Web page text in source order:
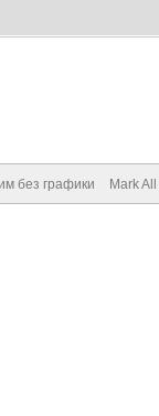
без графики Mark